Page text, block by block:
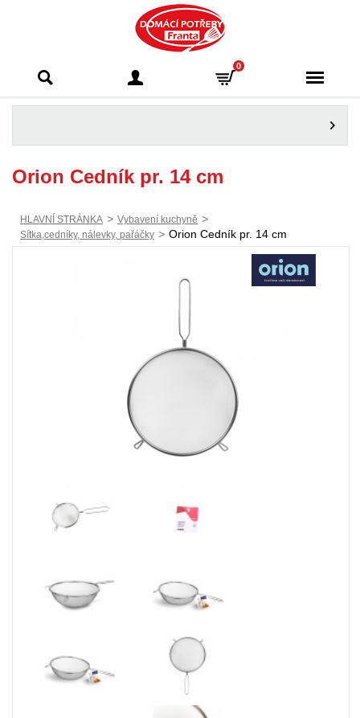
Franta - Příbram
0
Orion Cedník pr. 14 cm
HLAVNÍ STRÁNKA > Vybavení kuchyně >
Sítka,cedníky, nálevky, pařáčky > Orion Cedník pr. 14 cm